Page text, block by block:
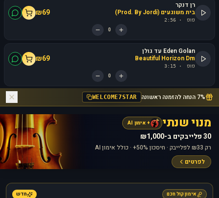
רן דנקר
בית משוגעים (Prod. By Jordi)
פופ ·
2:56
₪69
0
Eden Golan עד גולן
Beautiful Horizon Dm
פופ ·
3:15
₪69
0
7% הנחה להזמנה ראשונה WELCOME7STAR
מנוי שנתי + אימון AI
30 פלייבקים ב-₪1,000
רק ₪33 לפלייבק · חיסכון 50%+ · כולל אימון AI
לפרטים
אימון קול חכם חדש